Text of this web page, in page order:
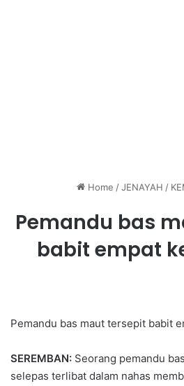
Home /JENAYAH /
Pemandu bas
babit empat
Pemandu bas maut tersepit babit
SEREMBAN: Seorang pemandu
selepas terlibat dalam nahas